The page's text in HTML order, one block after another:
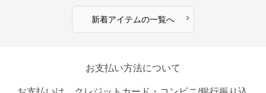
新着アイテムの一覧へ ›
お支払い方法について